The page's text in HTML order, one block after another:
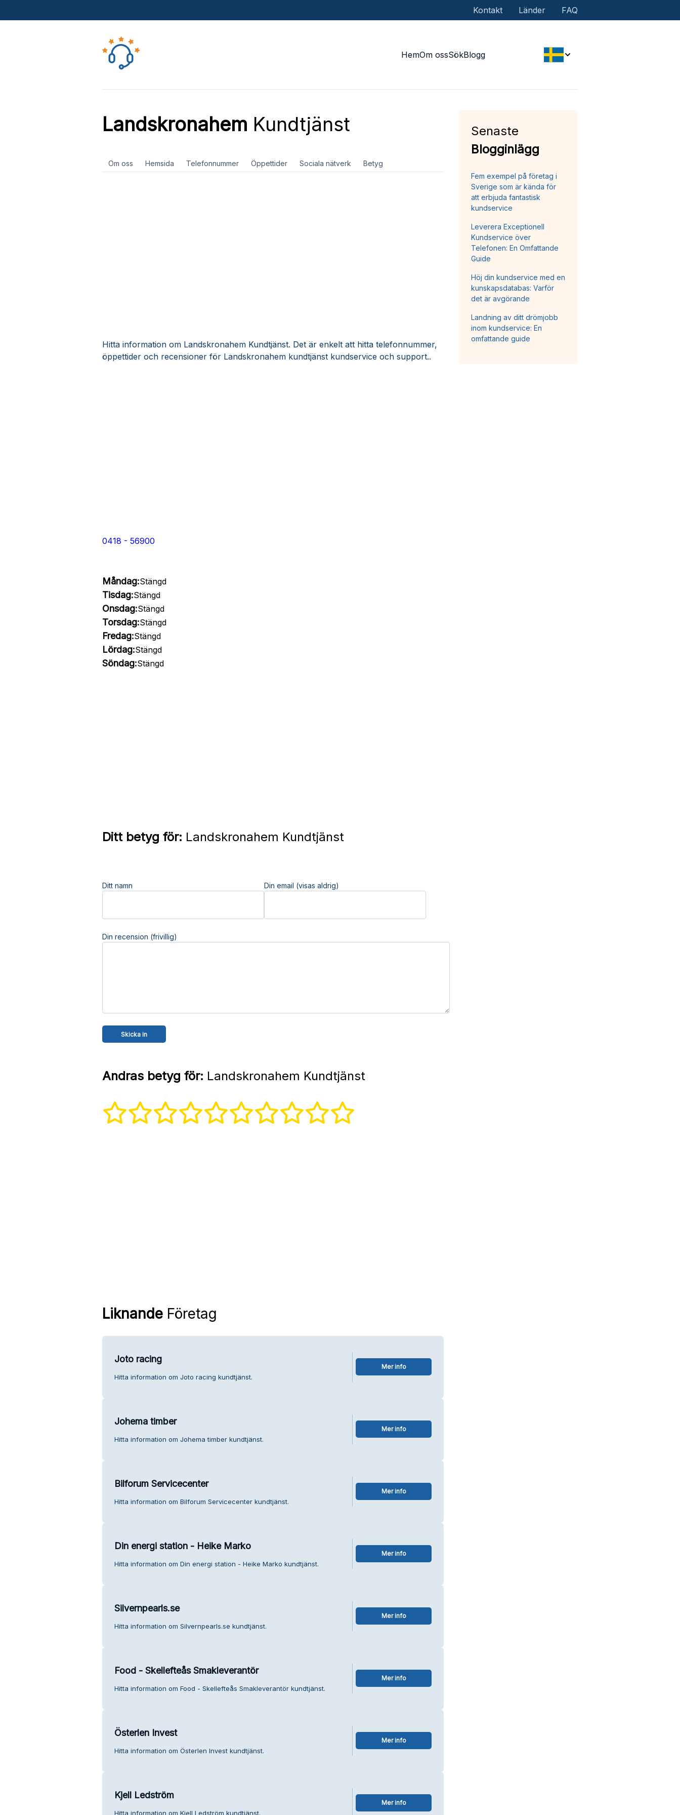
Kontakt Länder FAQ
HemOm ossSökBlogg
Landskronahem Kundtjänst
Om oss Hemsida Telefonnummer Öppettider Sociala nätverk Betyg
Hitta information om Landskronahem Kundtjänst. Det är enkelt att hitta telefonnummer,
öppettider och recensioner för Landskronahem kundtjänst kundservice och support..
0418 - 56900
Måndag:Stängd
Tisdag:Stängd
Onsdag:Stängd
Torsdag:Stängd
Fredag:Stängd
Lördag:Stängd
Söndag:Stängd
Ditt betyg för: Landskronahem Kundtjänst
Ditt namn Din email (visas aldrig)
Din recension (frivillig)
Andras betyg för: Landskronahem Kundtjänst
LiknandeFöretag
Joto racing
Hitta information om Joto racing kundtjänst.
Mer info
Johema timber
Hitta information om Johema timber kundtjänst.
Mer info
Bilforum Servicecenter
Hitta information om Bilforum Servicecenter kundtjänst.
Mer info
Din energi station - Heike Marko
Hitta information om Din energi station - Heike Marko kundtjänst.
Mer info
Silvernpearls.se
Hitta information om Silvernpearls.se kundtjänst.
Mer info
Food - Skellefteås Smakleverantör
Hitta information om Food - Skellefteås Smakleverantör kundtjänst.
Mer info
Österlen Invest
Hitta information om Österlen Invest kundtjänst.
Mer info
Kjell Ledström
Hitta information om Kjell Ledström kundtjänst.
Mer info
Senaste
Blogginlägg
Fem exempel på företag i
Sverige som är kända för
att erbjuda fantastisk
kundservice
Leverera Exceptionell
Kundservice över
Telefonen: En Omfattande
Guide
Höj din kundservice med en
kunskapsdatabas: Varför
det är avgörande
Landning av ditt drömjobb
inom kundservice: En
omfattande guide